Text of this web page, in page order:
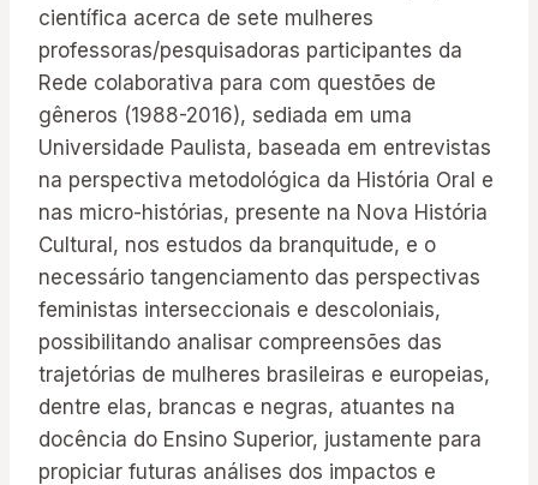
científica acerca de sete mulheres
professoras/pesquisadoras participantes da
Rede colaborativa para com questões de
gêneros (1988-2016), sediada em uma
Universidade Paulista, baseada em entrevistas
na perspectiva metodológica da História Oral e
nas micro-histórias, presente na Nova História
Cultural, nos estudos da branquitude, e o
necessário tangenciamento das perspectivas
feministas interseccionais e descoloniais,
possibilitando analisar compreensões das
trajetórias de mulheres brasileiras e europeias,
dentre elas, brancas e negras, atuantes na
docência do Ensino Superior, justamente para
propiciar futuras análises dos impactos e